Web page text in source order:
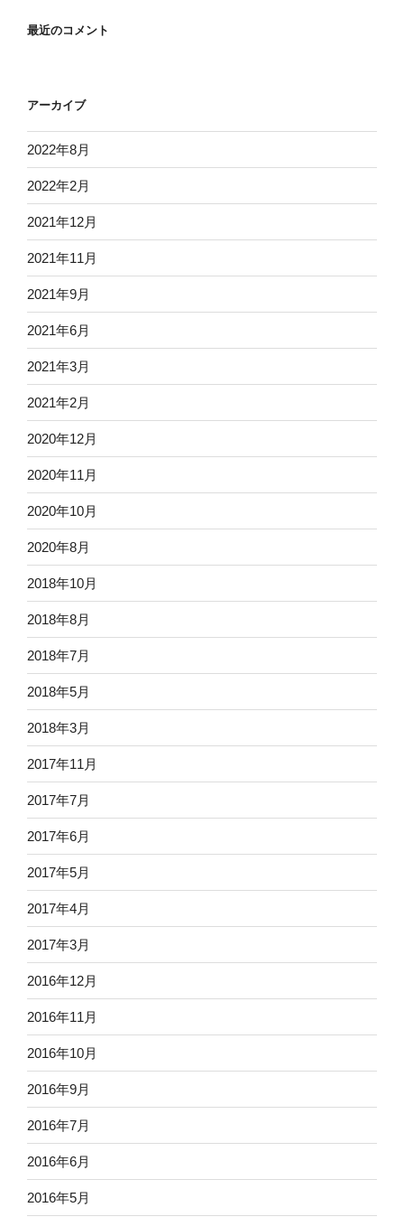
最近のコメント
アーカイブ
2022年8月
2022年2月
2021年12月
2021年11月
2021年9月
2021年6月
2021年3月
2021年2月
2020年12月
2020年11月
2020年10月
2020年8月
2018年10月
2018年8月
2018年7月
2018年5月
2018年3月
2017年11月
2017年7月
2017年6月
2017年5月
2017年4月
2017年3月
2016年12月
2016年11月
2016年10月
2016年9月
2016年7月
2016年6月
2016年5月